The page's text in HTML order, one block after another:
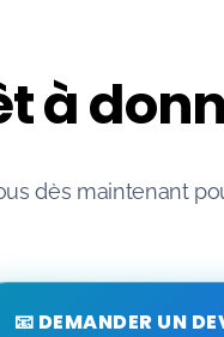
à
dès maintenant
📧 DEMANDER UN